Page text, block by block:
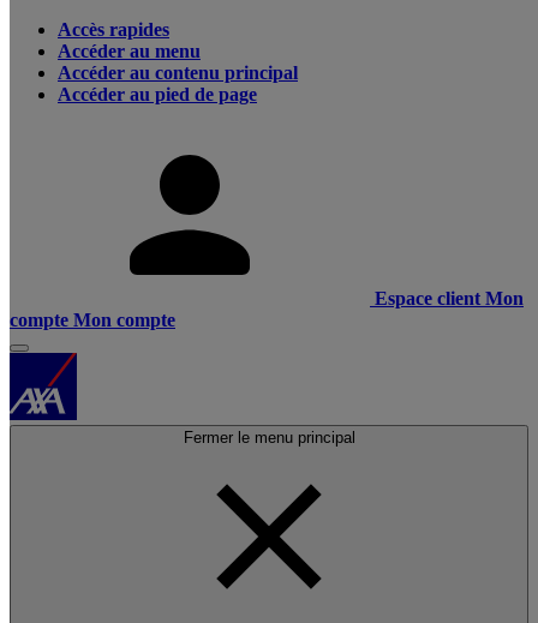
Accès rapides
Accéder au menu
Accéder au contenu principal
Accéder au pied de page
Espace client Mon
compte Mon compte
Fermer le menu principal